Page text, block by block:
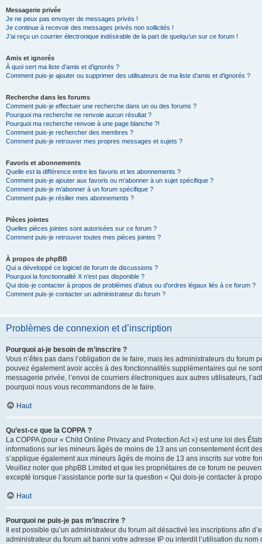
Messagerie privée
Je ne peux pas envoyer de messages privés !
Je continue à recevoir des messages privés non sollicités !
J’ai reçu un courrier électronique indésirable de la part de quelqu’un sur ce forum !
Amis et ignorés
À quoi sert ma liste d’amis et d’ignorés ?
Comment puis-je ajouter ou supprimer des utilisateurs de ma liste d’amis et d’ignorés ?
Recherche dans les forums
Comment puis-je effectuer une recherche dans un ou des forums ?
Pourquoi ma recherche ne renvoie aucun résultat ?
Pourquoi ma recherche renvoie à une page blanche ?!
Comment puis-je rechercher des membres ?
Comment puis-je retrouver mes propres messages et sujets ?
Favoris et abonnements
Quelle est la différence entre les favoris et les abonnements ?
Comment puis-je ajouter aux favoris ou m’abonner à un sujet spécifique ?
Comment puis-je m’abonner à un forum spécifique ?
Comment puis-je résilier mes abonnements ?
Pièces jointes
Quelles pièces jointes sont autorisées sur ce forum ?
Comment puis-je retrouver toutes mes pièces jointes ?
À propos de phpBB
Qui a développé ce logiciel de forum de discussions ?
Pourquoi la fonctionnalité X n’est pas disponible ?
Qui dois-je contacter à propos de problèmes d’abus ou d’ordres légaux liés à ce forum ?
Comment puis-je contacter un administrateur du forum ?
Problèmes de connexion et d’inscription
Pourquoi ai-je besoin de m’inscrire ?
Vous n’êtes pas dans l’obligation de le faire, mais les administrateurs du
pouvez également avoir accès à des fonctionnalités supplémentaires qui ne
messagerie privée, l’envoi de courriers électroniques aux autres utilisateurs,
pourquoi nous vous recommandons de le faire.
Haut
Qu’est-ce que la COPPA ?
La COPPA (pour « Child Online Privacy and Protection Act ») est une loi des
informations sur les mineurs âgés de moins de 13 ans un consentement écrit
s’applique également aux mineurs âgés de moins de 13 ans inscrits sur votre
Veuillez noter que phpBB Limited et que les propriétaires de ce forum ne
excepté lorsque l’assistance porte sur la question « Qui dois-je contacter à
Haut
Pourquoi ne puis-je pas m’inscrire ?
Il est possible qu’un administrateur du forum ait désactivé les inscriptions afin
administrateur du forum ait banni votre adresse IP ou interdit l’utilisation du